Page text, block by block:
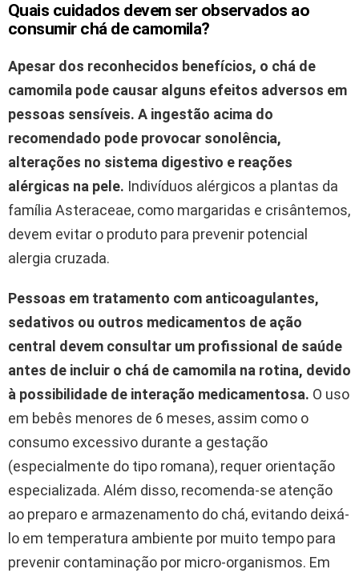
Quais cuidados devem ser observados ao
consumir chá de camomila?
Apesar dos reconhecidos benefícios, o chá de
camomila pode causar alguns efeitos adversos em
pessoas sensíveis. A ingestão acima do
recomendado pode provocar sonolência,
alterações no sistema digestivo e reações
alérgicas na pele. Indivíduos alérgicos a plantas da
família Asteraceae, como margaridas e crisântemos,
devem evitar o produto para prevenir potencial
alergia cruzada.
Pessoas em tratamento com anticoagulantes,
sedativos ou outros medicamentos de ação
central devem consultar um profissional de saúde
antes de incluir o chá de camomila na rotina, devido
à possibilidade de interação medicamentosa. O uso
em bebês menores de 6 meses, assim como o
consumo excessivo durante a gestação
(especialmente do tipo romana), requer orientação
especializada. Além disso, recomenda-se atenção
ao preparo e armazenamento do chá, evitando deixá-
lo em temperatura ambiente por muito tempo para
prevenir contaminação por micro-organismos. Em